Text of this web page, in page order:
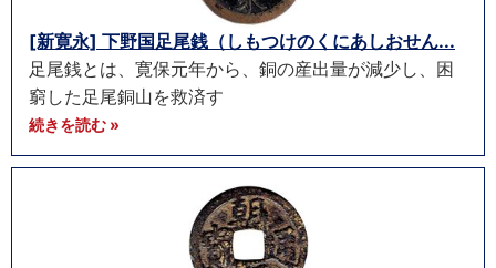
[新寛永] 下野国足尾銭（しもつけのくにあしおせん...
足尾銭とは、寛保元年から、銅の産出量が減少し、困
窮した足尾銅山を救済す
続きを読む »